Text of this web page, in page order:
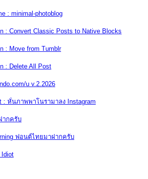
: minimal-photoblog
: Convert Classic Posts to Native Blocks
: Move from Tumblr
: Delete All Post
u v.2.2026
: หั่นภาพพาโนรามาลง Instagram
ากครับ
ฟอนต์ไทยมาฝากครับ
Idiot